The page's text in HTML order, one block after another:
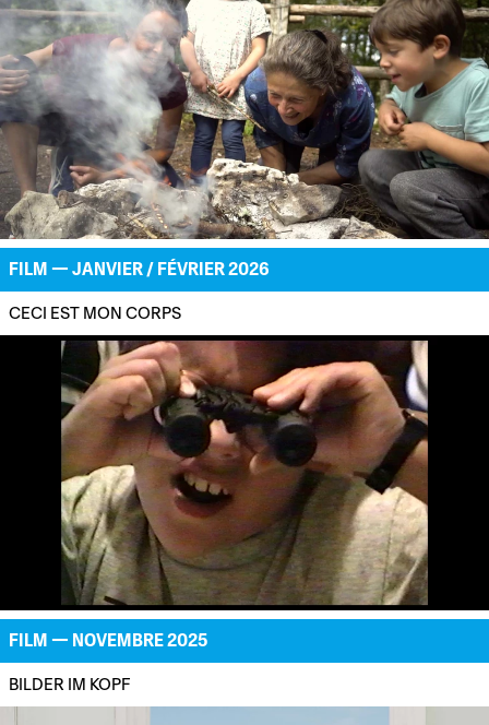
FILM — JANVIER / FÉVRIER 2026
CECI EST MON CORPS
FILM — NOVEMBRE 2025
BILDER IM KOPF